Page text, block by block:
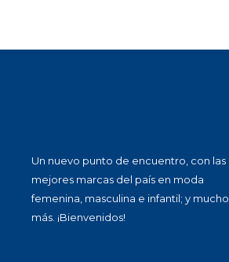
Un nuevo punto de encuentro, con las
mejores marcas del país en moda
femenina, masculina e infantil; y mucho
más. ¡Bienvenidos!